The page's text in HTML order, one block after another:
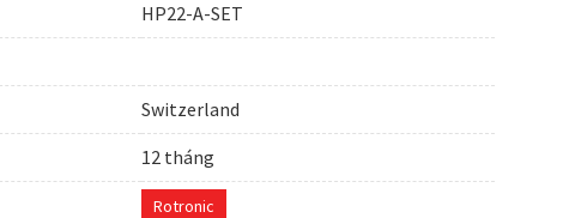
HP22-A-SET
Switzerland
12 tháng
Rotronic